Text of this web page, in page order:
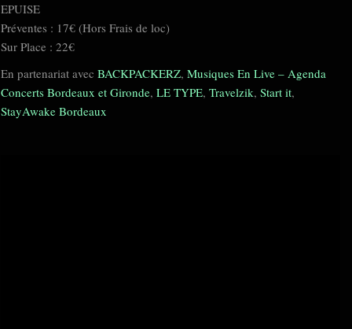
EPUISE
Préventes : 17€ (Hors Frais de loc)
Sur Place : 22€
En partenariat avec BACKPACKERZ, Musiques En Live – Agenda
Concerts Bordeaux et Gironde, LE TYPE, Travelzik, Start it,
StayAwake Bordeaux